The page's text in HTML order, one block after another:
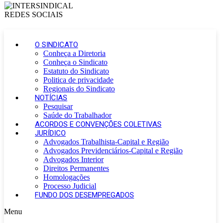
O SINDICATO
Conheça a Diretoria
Conheça o Sindicato
Estatuto do Sindicato
Politica de privacidade
Regionais do Sindicato
NOTÍCIAS
Pesquisar
Saúde do Trabalhador
ACORDOS E CONVENÇÕES COLETIVAS
JURÍDICO
Advogados Trabalhista-Capital e Região
Advogados Previdenciários-Capital e Região
Advogados Interior
Direitos Permanentes
Homologações
Processo Judicial
FUNDO DOS DESEMPREGADOS
Menu